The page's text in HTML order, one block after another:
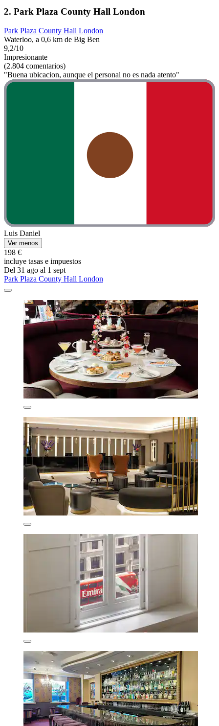
2. Park Plaza County Hall London
Park Plaza County Hall London
Waterloo, a 0,6 km de Big Ben
9,2/10
Impresionante
(2.804 comentarios)
"Buena ubicacion, aunque el personal no es nada atento"
Luis Daniel
Ver menos
198 €
incluye tasas e impuestos
Del 31 ago al 1 sept
Park Plaza County Hall London